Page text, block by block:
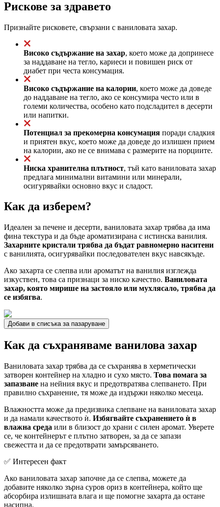
Рискове за здравето
Признайте рисковете, свързани с ваниловата захар.
Високо съдържание на захар, което може да допринесе
за наддаване на тегло, кариеси и повишен риск от
диабет при честа консумация.
Високо съдържание на калории, което може да доведе
до наддаване на тегло, ако се консумира често или в
големи количества, особено като подсладител в десерти
или напитки.
Потенциал за прекомерна консумация поради сладкия
и приятен вкус, което може да доведе до излишен прием
на калории, ако не се внимава с размерите на порциите.
Ниска хранителна плътност, тъй като ваниловата захар
предлага минимални витамини или минерали,
осигурявайки основно вкус и сладост.
Как да изберем?
Идеален за печене и десерти, ваниловата захар трябва да има
фина текстура и да бъде ароматизирана с истинска ванилия.
Захарните кристали трябва да бъдат равномерно наситени
с ванилията, осигурявайки последователен вкус навсякъде.
Ако захарта се слепва или ароматът на ванилия изглежда
изкуствен, това са признаци за ниско качество. Ваниловата
захар, която мирише на застояло или мухлясало, трябва да
се избягва.
Добави в списъка за пазаруване
Как да съхраняваме ванилова захар
Ваниловата захар трябва да се съхранява в херметически
затворен контейнер на хладно и сухо място. Това помага за
запазване на нейния вкус и предотвратява слепването. При
правилно съхранение, тя може да издържи няколко месеца.
Влажността може да предизвика слепване на ваниловата захар
и да намали качеството ѝ. Избягвайте съхранението ѝ в
влажна среда или в близост до храни с силен аромат. Уверете
се, че контейнерът е плътно затворен, за да се запази
свежестта и да се предотврати замърсяването.
✅ Интересен факт
Ако ваниловата захар започне да се слепва, можете да
добавите няколко зърна суров ориз в контейнера, който ще
абсорбира излишната влага и ще помогне захарта да остане
насипна.